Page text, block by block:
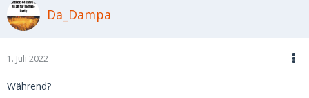
Da_Dampa
1. Juli 2022
Während?